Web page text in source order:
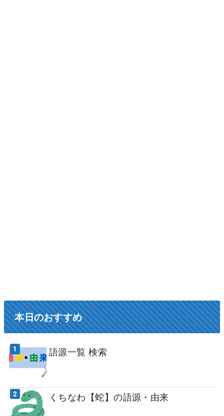
本日のおすすめ
語源一覧 検索
くちなわ【蛇】の語源・由来